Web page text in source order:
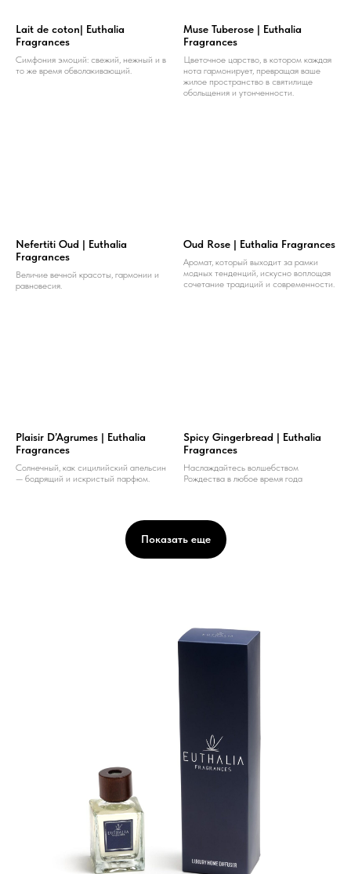
Lait de coton| Euthalia
Fragrances
Симфония эмоций: свежий, нежный и в
то же время обволакивающий.
Muse Tuberose | Euthalia
Fragrances
Цветочное царство, в котором каждая
нота гармонирует, превращая ваше
жилое пространство в святилище
обольщения и утонченности.
Nefertiti Oud | Euthalia
Fragrances
Величие вечной красоты, гармонии и
равновесия.
Oud Rose | Euthalia Fragrances
Аромат, который выходит за рамки
модных тенденций, искусно воплощая
сочетание традиций и современности.
Plaisir D’Agrumes | Euthalia
Fragrances
Солнечный, как сицилийский апельсин
— бодрящий и искристый парфюм.
Spicy Gingerbread | Euthalia
Fragrances
Наслаждайтесь волшебством
Рождества в любое время года
Показать еще